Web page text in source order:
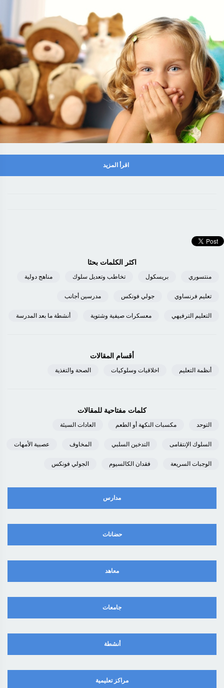
اقرأ المزيد
اكثر الكلمات بحثا
منتسوري بريسكول تخاطب وتعديل سلوك مناهج دولية
تعليم فرنساوي جولي فونكس مدرسين أجانب
التعليم الترفيهي معسكرات صيفية وشتوية أنشطة ما بعد المدرسة
أقسام المقالات
أنظمة التعليم اخلاقيات وسلوكيات الصحة والتغذية
كلمات مفتاحية للمقالات
التوحد مكسبات النكهة أو الطعم العادات السيئة
السلوك الإنتقامى التدخين السلبي المخاوف عصبية الأمهات
الوجبات السريعة فقدان الكالسيوم الجولي فونكس
مدارس
حضانات
معاهد
جامعات
أنشطة
مراكز تعليمية